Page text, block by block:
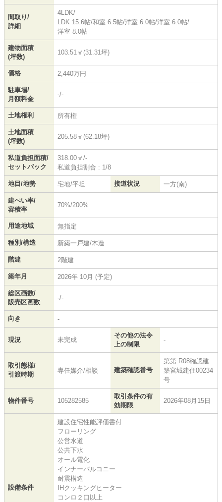
間取り/
詳細
4LDK/
LDK 15.6帖/和室 6.5帖/洋室 6.0帖/洋室 6.0帖/
洋室 8.0帖
建物面積
(坪数)
103.51㎡(31.31坪)
価格 2,440万円
駐車場/
月額料金
-/-
土地権利 所有権
土地面積
(坪数)
205.58㎡(62.18坪)
私道負担面積/
セットバック
318.00㎡/-
私道負担割合 : 1/8
地目/地勢 宅地/平坦 接道状況 一方(南)
建ぺい率/
容積率
70%/200%
用途地域 無指定
種別/構造 新築一戸建/木造
階建 2階建
築年月 2026年 10月 (予定)
総区画数/
販売区画数
-/-
向き -
現況 未完成
その他の法令
上の制限
-
取引態様/
引渡時期
専任媒介/相談 建築確認番号
第第 R08確認建
築宮城建住00234
号
物件番号 105282585
取引条件の有
効期限
2026年08月15日
設備条件
建設住宅性能評価書付
フローリング
公営水道
公共下水
オール電化
インナーバルコニー
耐震構造
IHクッキングヒーター
コンロ２口以上